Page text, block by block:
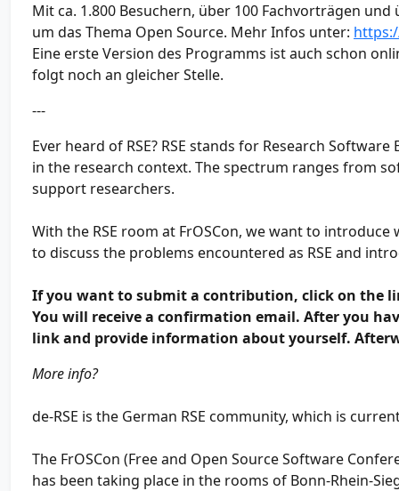
Mit ca. 1.800 Besuchern, über 100 Fachvorträgen
um das Thema Open Source. Mehr Infos unter:
Eine erste Version des Programms ist auch schon
folgt noch an gleicher Stelle.
---
Ever heard of RSE? RSE stands for Research
in the research context. The spectrum ranges from
support researchers.
With the RSE room at FrOSCon, we want to
to discuss the problems encountered as RSE and
If you want to submit a contribution, click on the
You will receive a confirmation email. After you
link and provide information about yourself.
More info?
de-RSE is the German RSE community, which is
The FrOSCon (Free and Open Source Software
has been taking place in the rooms of Bonn-Rhein-